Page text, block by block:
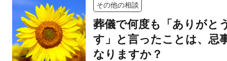
その他の相談
葬儀で何度も「ありがと
す」と言ったことは、忌
なりますか？